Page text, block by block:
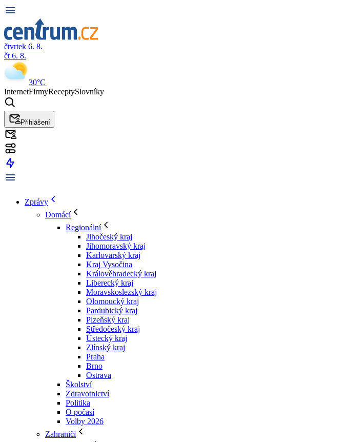
čtvrtek 6. 8.
čt 6. 8.
30°C
InternetFirmyReceptySlovníky
Přihlášení
Zprávy
Domácí
Regionální
Jihočeský kraj
Jihomoravský kraj
Karlovarský kraj
Kraj Vysočina
Králověhradecký kraj
Liberecký kraj
Moravskoslezský kraj
Olomoucký kraj
Pardubický kraj
Plzeňský kraj
Středočeský kraj
Ústecký kraj
Zlínský kraj
Praha
Brno
Ostrava
Školství
Zdravotnictví
Politika
O počasí
Volby 2026
Zahraničí